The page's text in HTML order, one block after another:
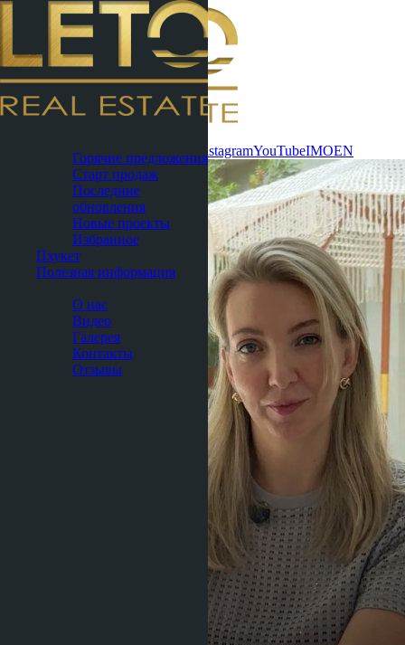
WhatsApp InstagramYouTubeIMOEN
Горячие предложения
Старт продаж
Последние
обновления
Новые проекты
Избранное
Пхукет
Полезная информация
О нас
Видео
Галерея
Контакты
Отзывы